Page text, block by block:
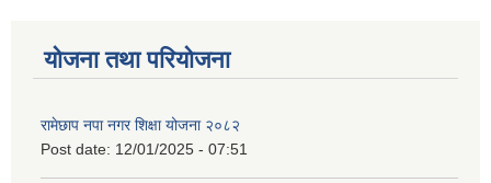
योजना तथा परियोजना
रामेछाप नपा नगर शिक्षा योजना २०८२
Post date: 12/01/2025 - 07:51